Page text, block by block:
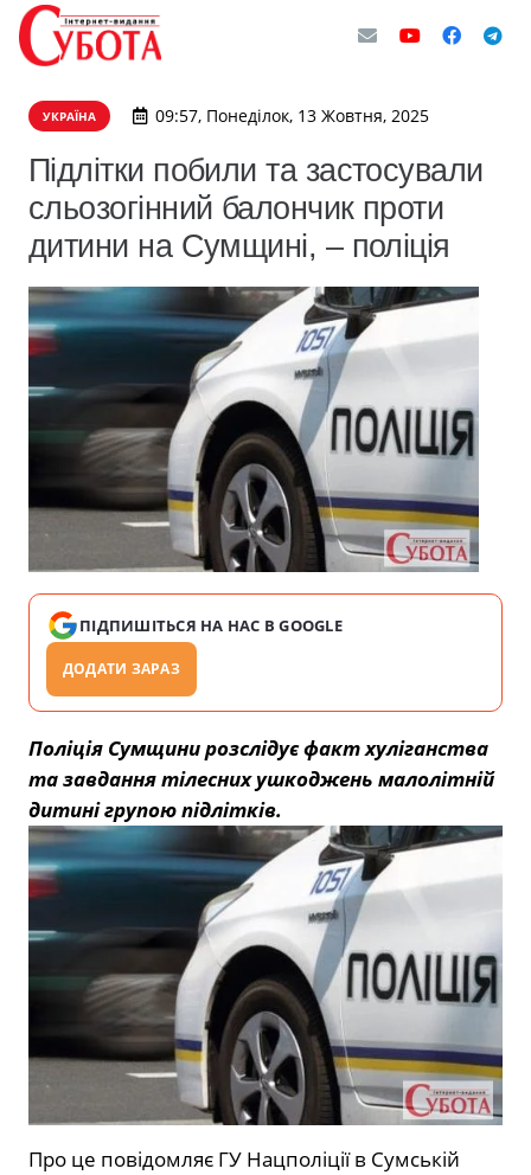
УКРАЇНА 09:57, Понеділок, 13 Жовтня, 2025
Підлітки побили та застосували
сльозогінний балончик проти
дитини на Сумщині, – поліція
ПІДПИШІТЬСЯ НА НАС В GOOGLE
ДОДАТИ ЗАРАЗ
Поліція Сумщини розслідує факт хуліганства
та завдання тілесних ушкоджень малолітній
дитині групою підлітків.
Про це повідомляє ГУ Нацполіції в Сумській